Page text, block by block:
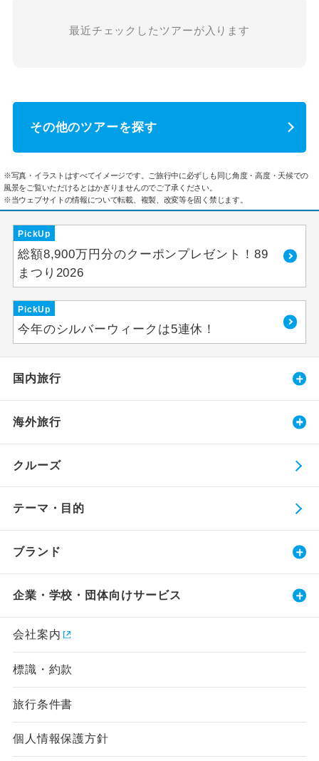
最近チェックしたツアーが入ります
その他のツアーを探す
※写真・イラストはすべてイメージです。ご旅行中に必ずしも同じ角度・高度・天候での
風景をご覧いただけるとはかぎりませんのでご了承ください。
※当ウェブサイトの情報について転載、複製、改変等を固く禁じます。
PickUp
総額8,900万円分のクーポンプレゼント！89
まつり2026
PickUp
今年のシルバーウィークは5連休！
国内旅行
海外旅行
クルーズ
テーマ・目的
ブランド
企業・学校・団体向けサービス
会社案内
標識・約款
旅行条件書
個人情報保護方針